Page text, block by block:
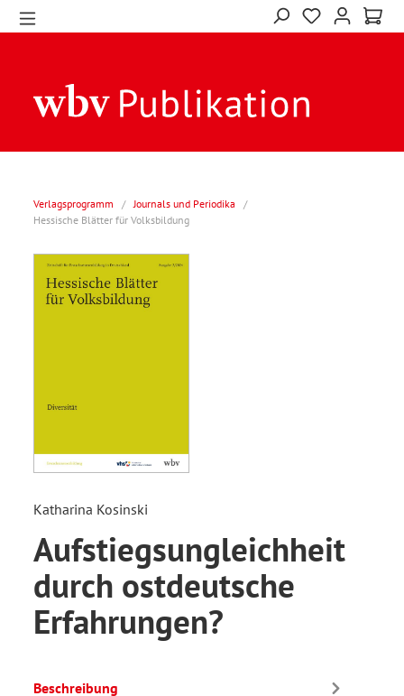
Verlagsprogramm / Journals und Periodika
/
Hessische Blätter für Volksbildung
Katharina Kosinski
Aufstiegsungleichheit
durch ostdeutsche
Erfahrungen?
Beschreibung